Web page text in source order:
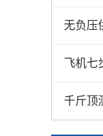
无负压
飞机七
千斤顶